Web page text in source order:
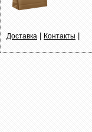
Доставка Контакты